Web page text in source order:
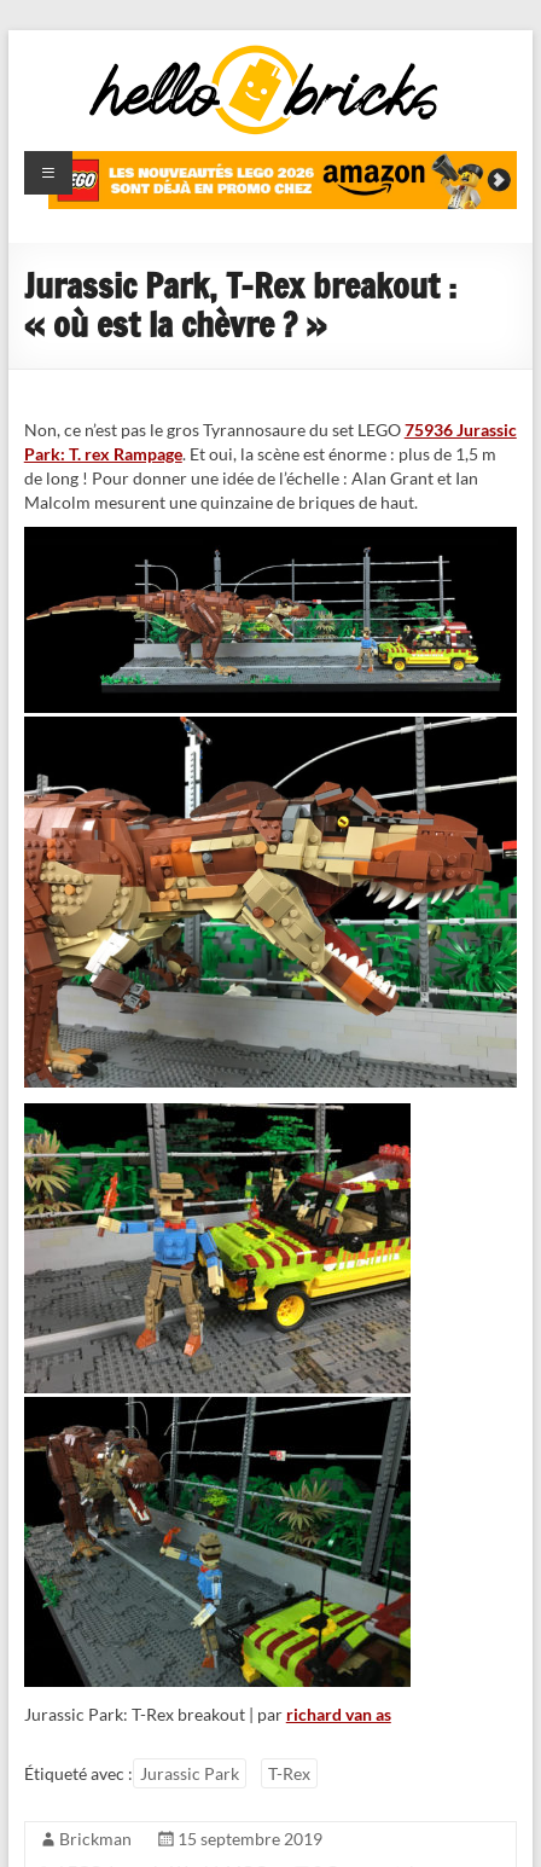
HelloBricks
Blog LEGO,
nouveaut�s
reviews
Jurassic Park, T-Rex breakout :
« où est la chèvre ? »
Non, ce n’est pas le gros Tyrannosaure du set LEGO75936 Jurassic
Park: T. rex Rampage. Et oui, la scène est énorme : plus de 1,5 m
de long ! Pour donner une idée de l’échelle : Alan Grant et Ian
Malcolm mesurent une quinzaine de briques de haut.
Jurassic Park: T-Rex breakout | par richard van as
Étiqueté avec : Jurassic Park T-Rex
Brickman
15 septembre 2019